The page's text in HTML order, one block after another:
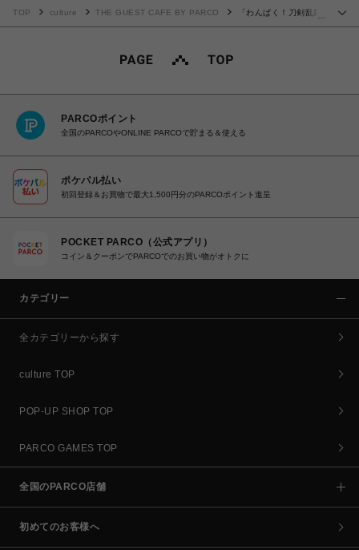
TOP culture THE GUEST CAFE BY PARCO
「わんぱく！刀剣乱舞
PARCOポイント
全国のPARCOやONLINE PARCOで貯まる＆使える
ポケパル払い
初回登録＆お買物で最大1,500円分のPARCOポイント進呈
POCKET PARCO（公式アプリ）
コイン＆クーポンでPARCOでのお買い物がオトクに
カテゴリー
全カテゴリーから探す
culture TOP
POP-UP SHOP TOP
PARCO GAMES TOP
全国のPARCO店舗
初めてのお客様へ